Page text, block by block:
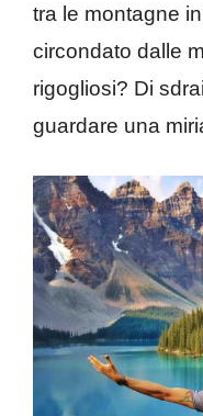
tra le montagne
circondato dalle
rigogliosi? Di
guardare una